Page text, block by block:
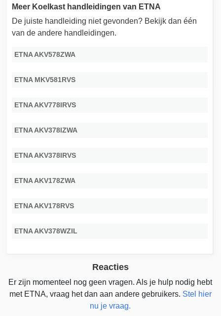
Meer Koelkast handleidingen van ETNA
De juiste handleiding niet gevonden? Bekijk dan één
van de andere handleidingen.
ETNA AKV578ZWA
ETNA MKV581RVS
ETNA AKV778IRVS
ETNA AKV378IZWA
ETNA AKV378IRVS
ETNA AKV178ZWA
ETNA AKV178RVS
ETNA AKV378WZIL
Reacties
Er zijn momenteel nog geen vragen. Als je hulp nodig hebt
met ETNA, vraag het dan aan andere gebruikers. Stel hier
nu je vraag.